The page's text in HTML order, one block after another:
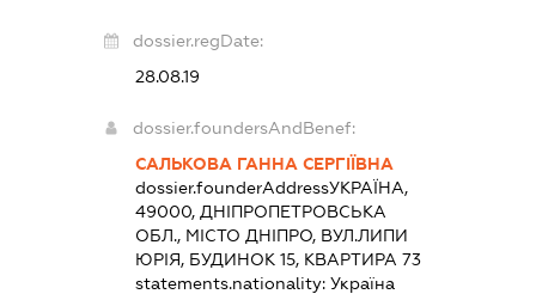
dossier.regDate:
28.08.19
dossier.foundersAndBenef:
САЛЬКОВА ГАННА СЕРГІЇВНА
dossier.founderAddressУКРАЇНА,
49000, ДНІПРОПЕТРОВСЬКА
ОБЛ., МІСТО ДНІПРО, ВУЛ.ЛИПИ
ЮРІЯ, БУДИНОК 15, КВАРТИРА 73
statements.nationality:Україна